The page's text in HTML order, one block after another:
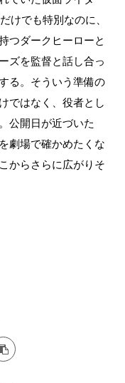
けでも特別なのに、
つダークヒーローと
ズを監督と話し合っ
る。そういう準備の
ではなく、役者とし
公開日が近づいた
劇場で確かめたくな
からさらに広がりそ